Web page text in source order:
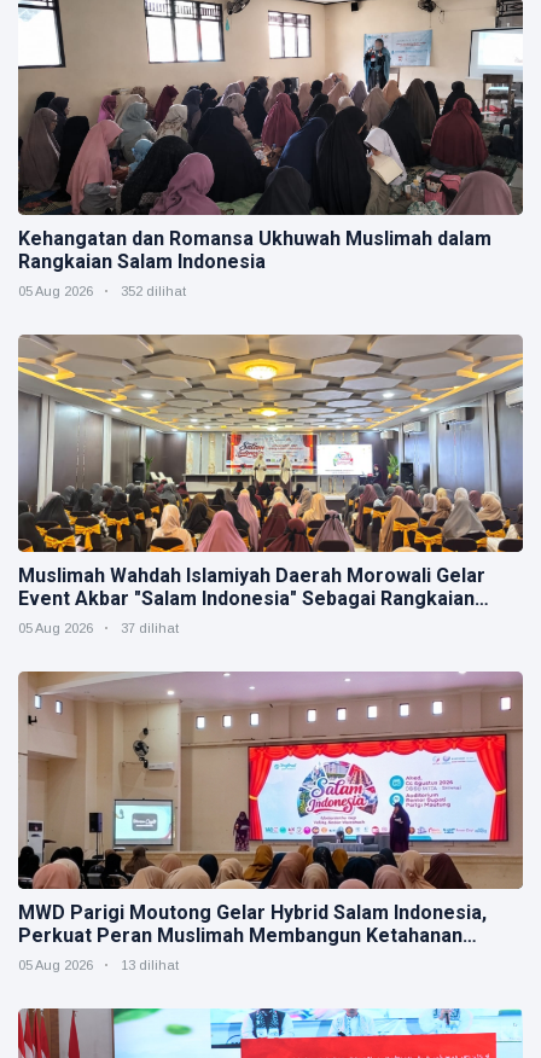
Kehangatan dan Romansa Ukhuwah Muslimah dalam
Rangkaian Salam Indonesia
05 Aug 2026 352 dilihat
Muslimah Wahdah Islamiyah Daerah Morowali Gelar
Event Akbar "Salam Indonesia" Sebagai Rangkaian
Muktamar V
05 Aug 2026 37 dilihat
MWD Parigi Moutong Gelar Hybrid Salam Indonesia,
Perkuat Peran Muslimah Membangun Ketahanan
Keluarga
05 Aug 2026 13 dilihat